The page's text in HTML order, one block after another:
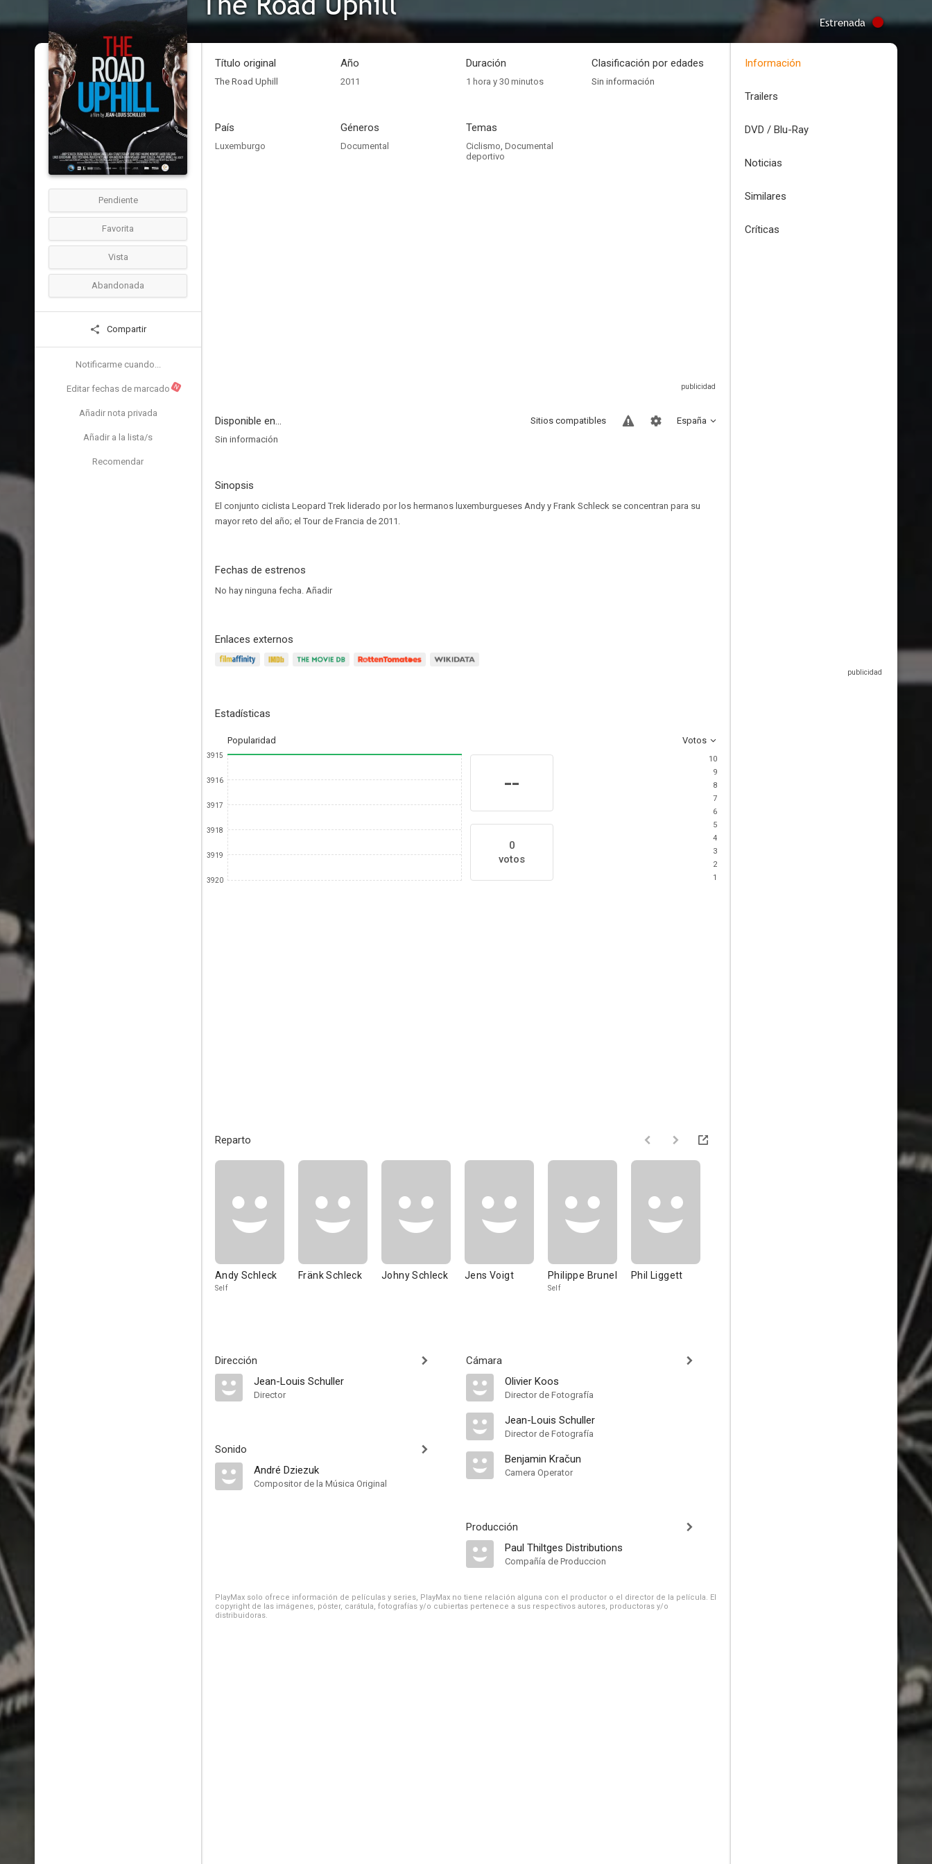
Estrenada
Pendiente
Favorita
Vista
Abandonada
Compartir
Notificarme cuando...
Editar fechas de marcado N
Añadir nota privada
Añadir a la lista/s
Recomendar
Título original
The Road Uphill
Año
2011
Duración
1 hora y 30 minutos
Clasificación por edades
Sin información
País
Luxemburgo
Géneros
Documental
Temas
Ciclismo, Documental
deportivo
Disponible en... España
Sitios compatibles
Sin información
Sinopsis
El conjunto ciclista Leopard Trek liderado por los hermanos luxemburgueses Andy y Frank Schleck se concentran para su
mayor reto del año; el Tour de Francia de 2011.
Fechas de estrenos
No hay ninguna fecha. Añadir
Enlaces externos
Estadísticas
Popularidad Votos
3915
3916
3917
3918
3919
3920
--
0
votos
10
9
8
7
6
5
4
3
2
1
Reparto
Andy Schleck
Self
Fränk Schleck Johny Schleck Jens Voigt Philippe Brunel
Self
Phil Liggett
Dirección
Jean-Louis Schuller
Director
Sonido
André Dziezuk
Compositor de la Música Original
Cámara
Olivier Koos
Director de Fotografía
Jean-Louis Schuller
Director de Fotografía
Benjamin Kračun
Camera Operator
Producción
Paul Thiltges Distributions
Compañía de Produccion
PlayMax solo ofrece información de películas y series, PlayMax no tiene relación alguna con el productor o el director de la película. El
copyright de las imágenes, póster, carátula, fotografías y/o cubiertas pertenece a sus respectivos autores, productoras y/o
distribuidoras.
Información
Trailers
DVD / Blu-Ray
Noticias
Similares
Críticas